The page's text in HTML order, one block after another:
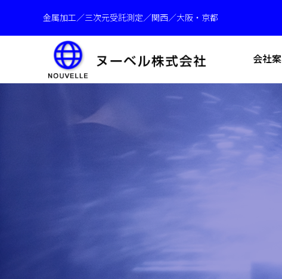
金属加工／三次元受託測定／関西／大阪・京都
会社